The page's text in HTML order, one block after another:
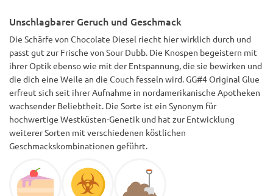
Unschlagbarer Geruch und Geschmack
Die Schärfe von Chocolate Diesel riecht hier wirklich durch und
passt gut zur Frische von Sour Dubb. Die Knospen begeistern mit
ihrer Optik ebenso wie mit der Entspannung, die sie bewirken und
die dich eine Weile an die Couch fesseln wird. GG#4 Original Glue
erfreut sich seit ihrer Aufnahme in nordamerikanische Apotheken
wachsender Beliebtheit. Die Sorte ist ein Synonym für
hochwertige Westküsten-Genetik und hat zur Entwicklung
weiterer Sorten mit verschiedenen köstlichen
Geschmackskombinationen geführt.